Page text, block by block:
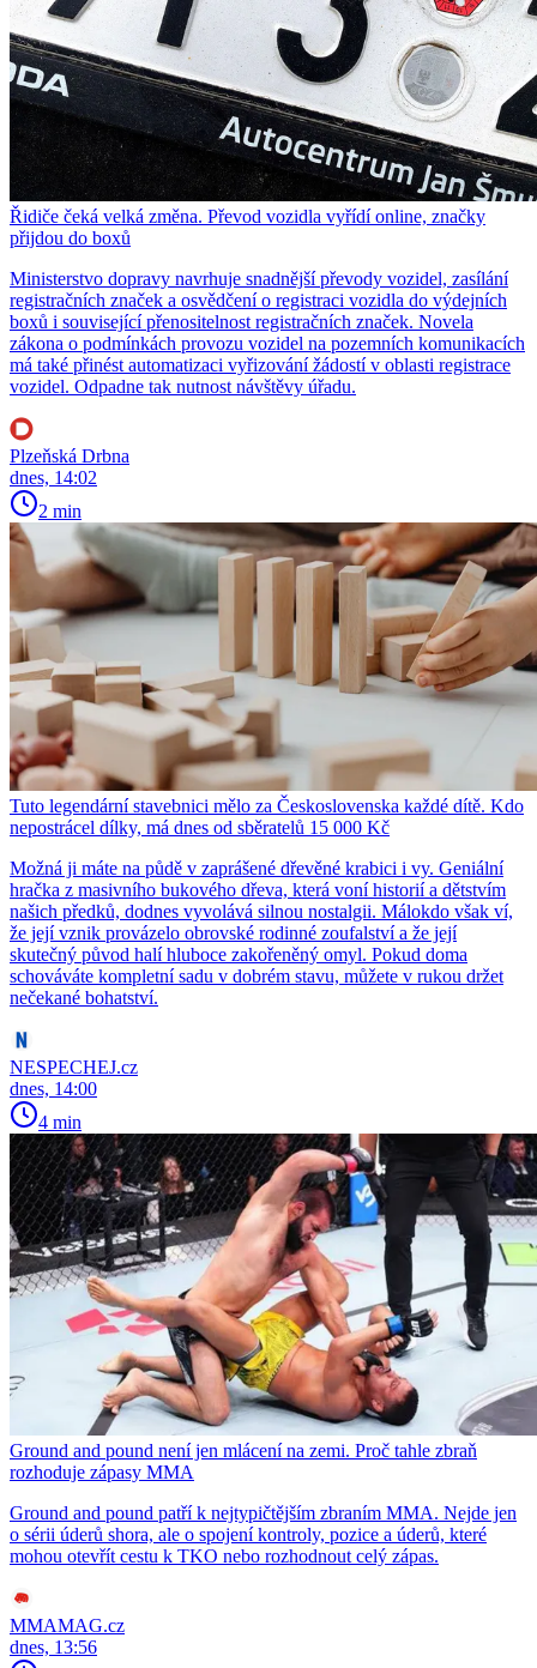
Řidiče čeká velká změna. Převod vozidla vyřídí online, značky
přijdou do boxů
Ministerstvo dopravy navrhuje snadnější převody vozidel, zasílání
registračních značek a osvědčení o registraci vozidla do výdejních
boxů i související přenositelnost registračních značek. Novela
zákona o podmínkách provozu vozidel na pozemních komunikacích
má také přinést automatizaci vyřizování žádostí v oblasti registrace
vozidel. Odpadne tak nutnost návštěvy úřadu.
Plzeňská Drbna
dnes, 14:02
2 min
Tuto legendární stavebnici mělo za Československa každé dítě. Kdo
nepostrácel dílky, má dnes od sběratelů 15 000 Kč
Možná ji máte na půdě v zaprášené dřevěné krabici i vy. Geniální
hračka z masivního bukového dřeva, která voní historií a dětstvím
našich předků, dodnes vyvolává silnou nostalgii. Málokdo však ví,
že její vznik provázelo obrovské rodinné zoufalství a že její
skutečný původ halí hluboce zakořeněný omyl. Pokud doma
schováváte kompletní sadu v dobrém stavu, můžete v rukou držet
nečekané bohatství.
NESPECHEJ.cz
dnes, 14:00
4 min
Ground and pound není jen mlácení na zemi. Proč tahle zbraň
rozhoduje zápasy MMA
Ground and pound patří k nejtypičtějším zbraním MMA. Nejde jen
o sérii úderů shora, ale o spojení kontroly, pozice a úderů, které
mohou otevřít cestu k TKO nebo rozhodnout celý zápas.
MMAMAG.cz
dnes, 13:56